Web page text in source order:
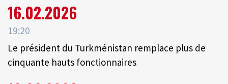
16.02.2026
19:20
Le président du Turkménistan remplace plus de
cinquante hauts fonctionnaires